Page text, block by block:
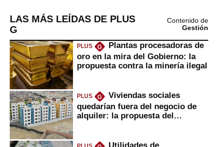
LAS MÁS LEÍDAS DE PLUS
G
Contenido de
Gestión
PLUS G
Plantas procesadoras de
oro en la mira del Gobierno: la
propuesta contra la minería ilegal
PLUS G
Viviendas sociales
quedarían fuera del negocio de
alquiler: la propuesta del